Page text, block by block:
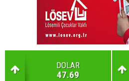
DOLAR
47.69